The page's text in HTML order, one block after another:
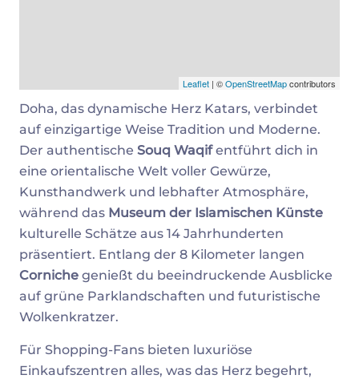
Leaflet | ©OpenStreetMapcontributors
Doha, das dynamische Herz Katars, verbindet
auf einzigartige Weise Tradition und Moderne.
Der authentische Souq Waqifentführt dich in
eine orientalische Welt voller Gewürze,
Kunsthandwerk und lebhafter Atmosphäre,
während das Museum der Islamischen Künste
kulturelle Schätze aus 14 Jahrhunderten
präsentiert. Entlang der 8 Kilometer langen
Corniche genießt du beeindruckende Ausblicke
auf grüne Parklandschaften und futuristische
Wolkenkratzer.
Für Shopping-Fans bieten luxuriöse
Einkaufszentren alles, was das Herz begehrt,